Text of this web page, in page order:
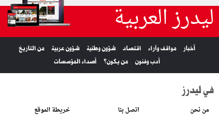
ليدرز العربية
أخبار مواقف وآراء اقتصاد شؤون وطنية شؤون عربية
من التاريخ
أدب وفنون
من يكون؟ أصداء المؤسسات
في ليدرز
من نحن اتصل بنا خريطة الموقع